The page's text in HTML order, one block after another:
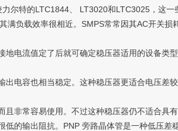
尔特的LTC1844、 LT3020和LTC3025，这
负载效率很相近。SMPS常常因其AC开关
流值定了后就可确定稳压器适用的设备类
容也相当稳定。这种稳压器更适合电压差
常容易使用。不过这种稳压器仍不适合具
的输出阻抗。PNP 旁路晶体管是一种低压